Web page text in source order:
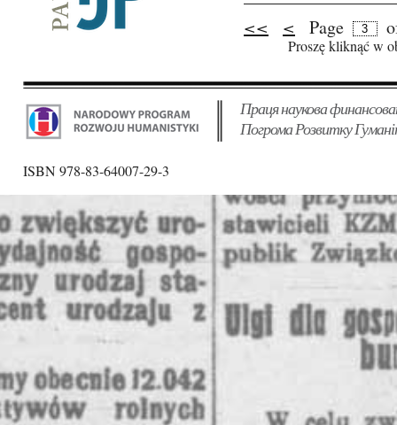
Pages
<< < Page
Proszę kliknąć w
Праця наукова
Погрома Розвитку
ISBN 978-83-64007-29-3